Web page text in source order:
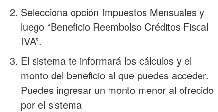
Selecciona opción Impuestos Mensuales y
luego “Beneficio Reembolso Créditos Fiscal
IVA”.
El sistema te informará los cálculos y el
monto del beneficio al que puedes acceder.
Puedes ingresar un monto menor al ofrecido
por el sistema